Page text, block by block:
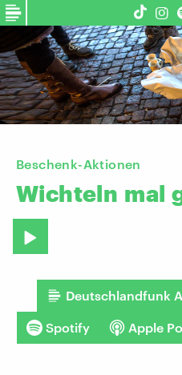
Beschenk-Aktionen
Wichteln mal
Deutschlandfunk
Spotify Apple